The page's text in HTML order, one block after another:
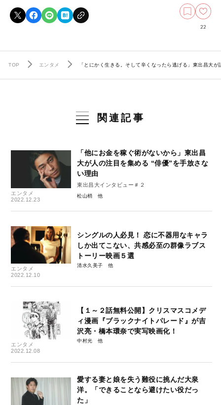
22
TOP エンタメ 「とにかく生きる。そして辛くなったら逃げる」東出昌大
関連記事
エンタメ
2022.12.23
「他にお金を稼ぐ術がないから」東出昌
大が人の注目を集める “俳優”を手放さな
い理由
東出昌大インタビュー＃２
松山梢
エンタメ
2022.12.10
シングルの人必見！ 恋に不器用なキャラ
しか出てこない、共感必至の群像ラブス
トーリー映画５選
清水久美子
エンタメ
2022.12.08
【１～２話無料公開】クリスマスコメデ
ィ漫画『ブラックナイトパレード』が吉
沢亮・橋本環奈で実写映画化！
中村光
愛する妻と娘を失う難役に挑んだ大泉
洋。「できることなら避けたい役だっ
た」